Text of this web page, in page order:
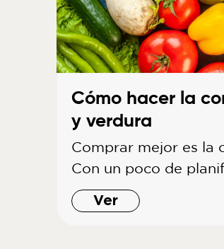
Cómo hacer la
y verdura
Comprar mejor es la
Con un poco de
Ver